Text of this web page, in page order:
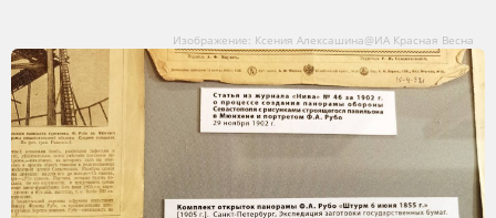
Изображение: Ксения Алексашина@ИА Красная Весна